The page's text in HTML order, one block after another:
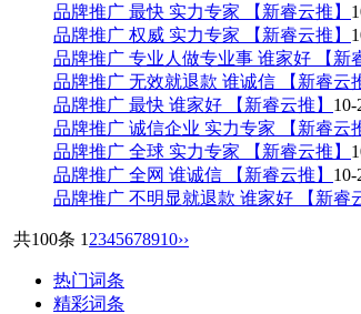
品牌推广 最快 实力专家 【新睿云推】
品牌推广 权威 实力专家 【新睿云推】
品牌推广 专业人做专业事 谁家好 【新
品牌推广 无效就退款 谁诚信 【新睿云
品牌推广 最快 谁家好 【新睿云推】 10-
品牌推广 诚信企业 实力专家 【新睿云
品牌推广 全球 实力专家 【新睿云推】
品牌推广 全网 谁诚信 【新睿云推】 10-
品牌推广 不明显就退款 谁家好 【新睿
共100条 1 2345678910››
热门词条
精彩词条